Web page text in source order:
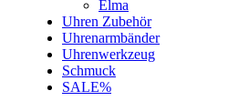
Elma
Uhren Zubehör
Uhrenarmbänder
Uhrenwerkzeug
Schmuck
SALE%